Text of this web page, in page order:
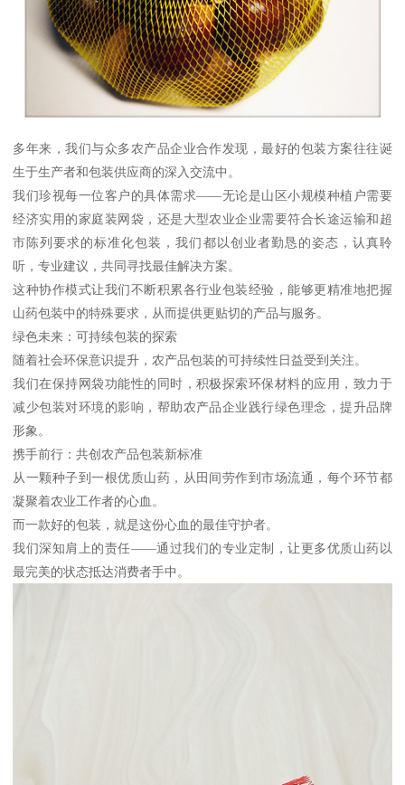
多年来，我们与众多农产品企业合作发现，最好的包装方案往往诞
生于生产者和包装供应商的深入交流中。
我们珍视每一位客户的具体需求——无论是山区小规模种植户需要
经济实用的家庭装网袋，还是大型农业企业需要符合长途运输和超
市陈列要求的标准化包装，我们都以创业者勤恳的姿态，认真聆
听，专业建议，共同寻找最佳解决方案。
这种协作模式让我们不断积累各行业包装经验，能够更精准地把握
山药包装中的特殊要求，从而提供更贴切的产品与服务。
绿色未来：可持续包装的探索
随着社会环保意识提升，农产品包装的可持续性日益受到关注。
我们在保持网袋功能性的同时，积极探索环保材料的应用，致力于
减少包装对环境的影响，帮助农产品企业践行绿色理念，提升品牌
形象。
携手前行：共创农产品包装新标准
从一颗种子到一根优质山药，从田间劳作到市场流通，每个环节都
凝聚着农业工作者的心血。
而一款好的包装，就是这份心血的最佳守护者。
我们深知肩上的责任——通过我们的专业定制，让更多优质山药以
最完美的状态抵达消费者手中。